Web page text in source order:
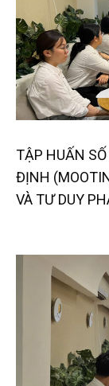
TẬP HUẤN
ĐỊNH
VÀ TƯ DUY